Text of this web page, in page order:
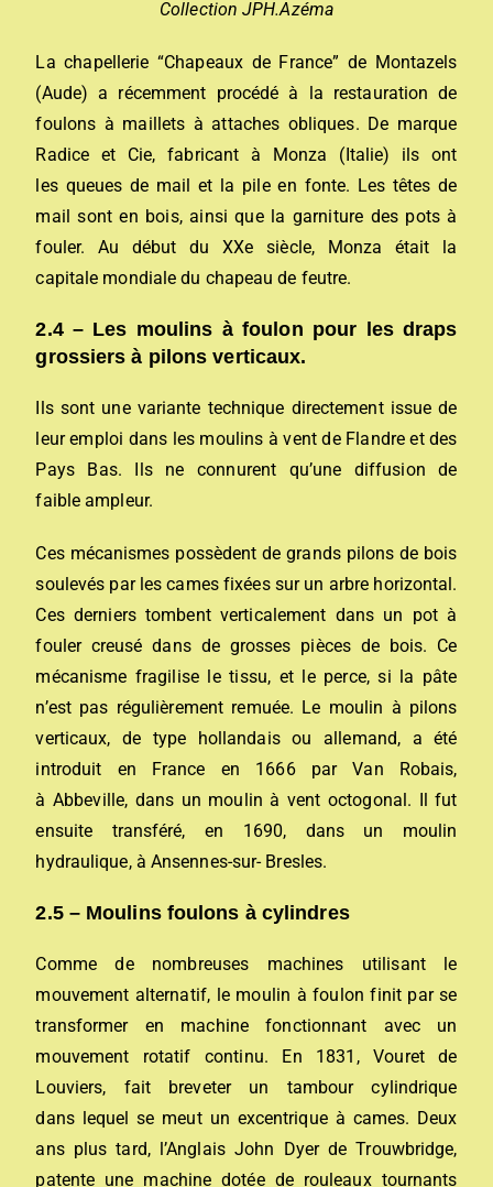
Collection JPH.Azéma
La chapellerie “Chapeaux de France” de Montazels
(Aude) a récemment procédé à la restauration de
foulons à maillets à attaches obliques. De marque
Radice et Cie, fabricant à Monza (Italie) ils ont
les queues de mail et la pile en fonte. Les têtes de
mail sont en bois, ainsi que la garniture des pots à
fouler. Au début du XXe siècle, Monza était la
capitale mondiale du chapeau de feutre.
2.4 – Les moulins à foulon pour les draps
grossiers à pilons verticaux.
Ils sont une variante technique directement issue de
leur emploi dans les moulins à vent de Flandre et des
Pays Bas. Ils ne connurent qu’une diffusion de
faible ampleur.
Ces mécanismes possèdent de grands pilons de bois
soulevés par les cames fixées sur un arbre horizontal.
Ces derniers tombent verticalement dans un pot à
fouler creusé dans de grosses pièces de bois. Ce
mécanisme fragilise le tissu, et le perce, si la pâte
n’est pas régulièrement remuée. Le moulin à pilons
verticaux, de type hollandais ou allemand, a été
introduit en France en 1666 par Van Robais,
à Abbeville, dans un moulin à vent octogonal. Il fut
ensuite transféré, en 1690, dans un moulin
hydraulique, à Ansennes-sur- Bresles.
2.5 – Moulins foulons à cylindres
Comme de nombreuses machines utilisant le
mouvement alternatif, le moulin à foulon finit par se
transformer en machine fonctionnant avec un
mouvement rotatif continu. En 1831, Vouret de
Louviers, fait breveter un tambour cylindrique
dans lequel se meut un excentrique à cames. Deux
ans plus tard, l’Anglais John Dyer de Trouwbridge,
patente une machine dotée de rouleaux tournants